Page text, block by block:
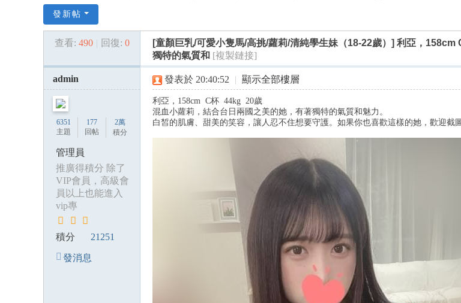
sc
!
發新帖
查看: 490 | 回復: 0 [童顏巨乳/可愛小隻馬/高挑/蘿莉/清純學生妹（18-22歲）] 利亞，158cm
獨特的氣質和 [複製鏈接]
admin
6351
主題
177
回帖
2萬
積分
管理員
推廣得積分 除了
VIP會員，高級會
員以上也能進入
vip專
積分 21251
發消息
發表於 20:40:52 | 顯示全部樓層
利亞，158cm C杯 44kg 20歲
混血小蘿莉，結合台日兩國之美的她，有著獨特的氣質和魅力。
白皙的肌膚、甜美的笑容，讓人忍不住想要守護。如果你也喜歡這樣的她，歡迎截